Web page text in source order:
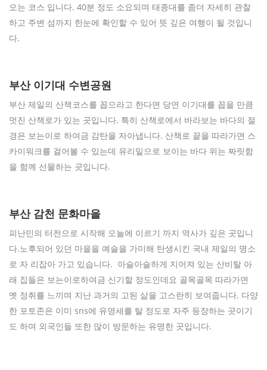
오는 코스 입니다. 40분 정도 소요되며 태종대를 좀더 자세히 관찰
하고 주변 섬까지 한눈에 확인할 수 있어 뜻 깊은 여행이 될 것입니
다.
부산 이기대 수변공원
부산 제일의 산책코스를 꼽으라고 한다면 당연 이기대를 꼽을 만큼
멋진 산책로가 있는 곳입니다. 특히 산책로에서 바라보는 바다의 절
경은 보는이로 하여금 감탄을 자아냅니다. 산책로 끝을 따라가면 스
카이워크를 걸어볼 수 있는데 유리밑으로 보이는 바다 위는 짜릿함
을 함께 선물하는 곳입니다.
부산 감천 문화마을
피난민의 터전으로 시작해 오늘에 이르기 까지 역사가 깊은 곳입니
다.노후되어 있던 마을을 예술을 가미해 탄생시킨 국내 제일의 명소
로 자 리잡아 가고 있습니다. 아슬아슬하게 지어져 있는 산비탈 아
래 집들은 보는이로하여금 신기할 정도인데요 골목골목 따라가면
옛 정취를 느끼며 지난 과거의 고된 삶을 고스란히 보여줍니다. 다양
한 포토존은 이미 sns에 유명세를 탈 정도로 자주 등장하는 곳이기
도 하며 외국인들 또한 많이 방문하는 유명한 곳입니다.